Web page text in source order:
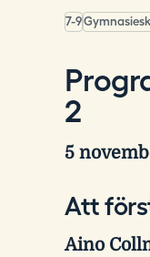
7-9
2
5
Att
Aino